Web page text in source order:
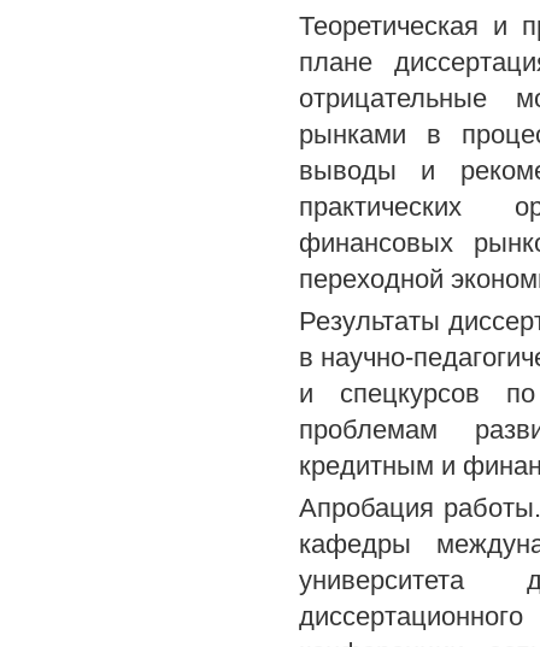
Теоретическая и
плане
отрицательные
рынками в
выводы и
практических
финансовых
переходной
Результаты
в научно-
и спецкурсов по
проблемам
кредитным и
Апробация
кафедры